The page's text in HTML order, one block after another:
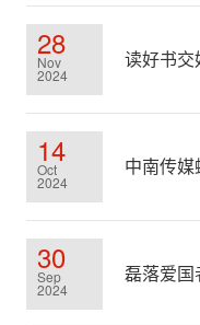
28
Nov
2024
读好书交
14
Oct
2024
中南传
30
Sep
2024
磊落爱国